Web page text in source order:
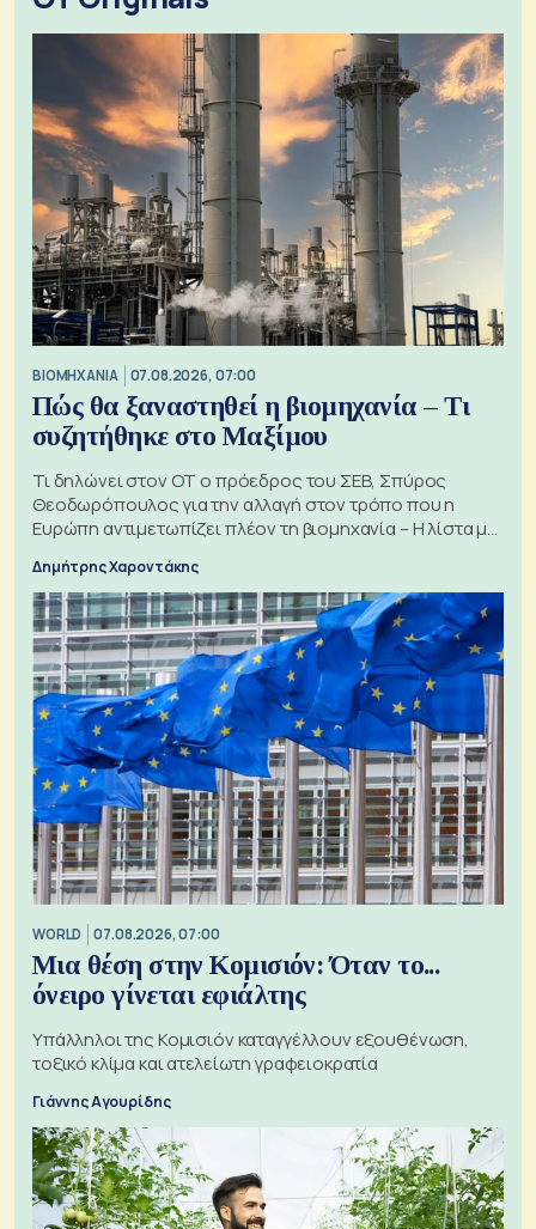
ΒΙΟΜΗΧΑΝΙΑ 07.08.2026, 07:00
Πώς θα ξαναστηθεί η βιομηχανία – Τι
συζητήθηκε στο Μαξίμου
Τι δηλώνει στον ΟΤ ο πρόεδρος του ΣΕΒ, Σπύρος
Θεοδωρόπουλος για την αλλαγή στον τρόπο που η
Ευρώπη αντιμετωπίζει πλέον τη βιομηχανία – Η λίστα με
Δημήτρης Χαροντάκης
WORLD 07.08.2026, 07:00
Μια θέση στην Κομισιόν: Όταν το...
όνειρο γίνεται εφιάλτης
Υπάλληλοι της Κομισιόν καταγγέλλουν εξουθένωση,
τοξικό κλίμα και ατελείωτη γραφειοκρατία
Γιάννης Αγουρίδης